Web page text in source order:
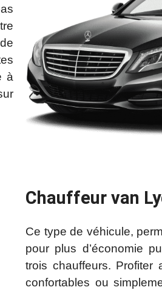
à
Chauffeur van
Ce type de véhicule,
pour plus d’économie
trois chauffeurs. Profiter
confortables ou